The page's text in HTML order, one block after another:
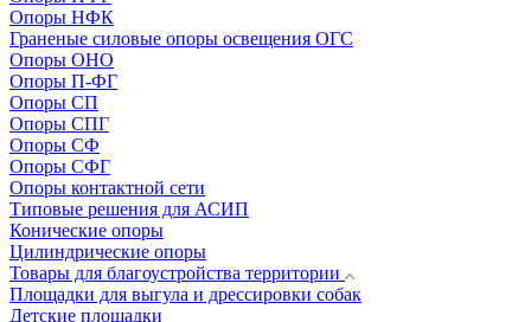
Опоры НФК
Граненые силовые опоры освещения ОГС
Опоры ОНО
Опоры П-ФГ
Опоры СП
Опоры СПГ
Опоры СФ
Опоры СФГ
Опоры контактной сети
Типовые решения для АСИП
Конические опоры
Цилиндрические опоры
Товары для благоустройства территории
Площадки для выгула и дрессировки собак
Детские площадки